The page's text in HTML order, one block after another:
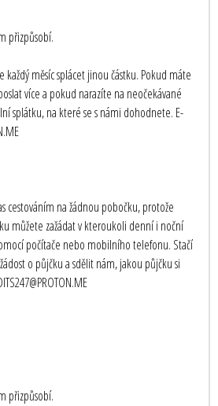
přizpůsobí.
měsíc splácet jinou částku. Pokud máte
více a pokud narazíte na neočekávané
splátku, na které se s námi dohodnete. E-
cestováním na žádnou pobočku, protože
můžete zažádat v kteroukoli denní i noční
počítače nebo mobilního telefonu. Stačí
o půjčku a sdělit nám, jakou půjčku si
přizpůsobí.